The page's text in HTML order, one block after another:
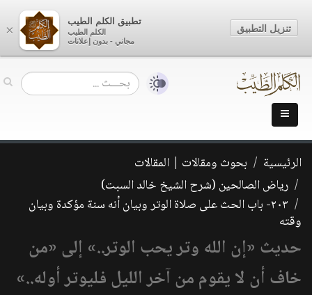
الرئيسية
بحوث ومقالات | المقالات
رياض الصالحين (شرح الشيخ خالد السبت)
٢٠٣- باب الحث على صلاة الوتر وبيان أنه سنة مؤكدة وبيان
وقته
حديث «إن الله وتر يحب الوتر..» إلى «من
خاف أن لا يقوم من آخر الليل فليوتر أوله..»
×
تطبيق الكلم الطيب
الكلم الطيب
مجاني - بدون إعلانات
تنزيل التطبيق